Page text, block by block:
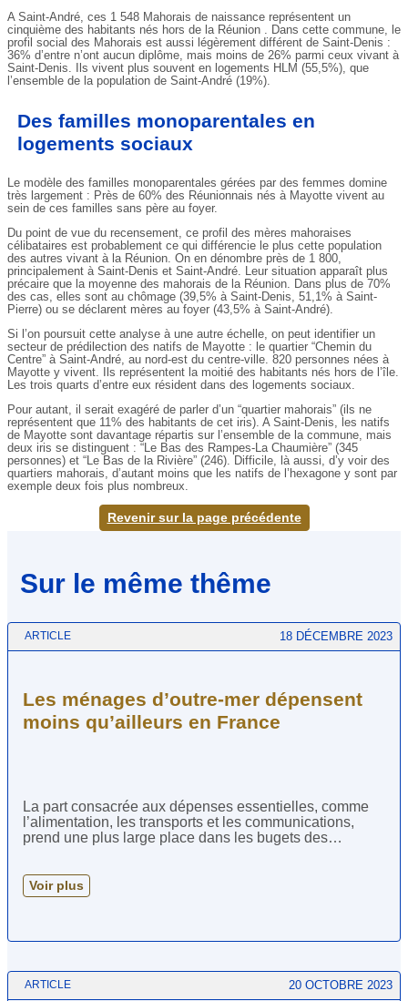
A Saint-André, ces 1 548 Mahorais de naissance représentent un
cinquième des habitants nés hors de la Réunion . Dans cette commune, le
profil social des Mahorais est aussi légèrement différent de Saint-Denis :
36% d’entre n’ont aucun diplôme, mais moins de 26% parmi ceux vivant à
Saint-Denis. Ils vivent plus souvent en logements HLM (55,5%), que
l’ensemble de la population de Saint-André (19%).
Des familles monoparentales en
logements sociaux
Le modèle des familles monoparentales gérées par des femmes domine
très largement : Près de 60% des Réunionnais nés à Mayotte vivent au
sein de ces familles sans père au foyer.
Du point de vue du recensement, ce profil des mères mahoraises
célibataires est probablement ce qui différencie le plus cette population
des autres vivant à la Réunion. On en dénombre près de 1 800,
principalement à Saint-Denis et Saint-André. Leur situation apparaît plus
précaire que la moyenne des mahorais de la Réunion. Dans plus de 70%
des cas, elles sont au chômage (39,5% à Saint-Denis, 51,1% à Saint-
Pierre) ou se déclarent mères au foyer (43,5% à Saint-André).
Si l’on poursuit cette analyse à une autre échelle, on peut identifier un
secteur de prédilection des natifs de Mayotte : le quartier “Chemin du
Centre” à Saint-André, au nord-est du centre-ville. 820 personnes nées à
Mayotte y vivent. Ils représentent la moitié des habitants nés hors de l’île.
Les trois quarts d’entre eux résident dans des logements sociaux.
Pour autant, il serait exagéré de parler d’un “quartier mahorais” (ils ne
représentent que 11% des habitants de cet iris). A Saint-Denis, les natifs
de Mayotte sont davantage répartis sur l’ensemble de la commune, mais
deux iris se distinguent : “Le Bas des Rampes-La Chaumière” (345
personnes) et “Le Bas de la Rivière” (246). Difficile, là aussi, d’y voir des
quartiers mahorais, d’autant moins que les natifs de l’hexagone y sont par
exemple deux fois plus nombreux.
Revenir sur la page précédente
Sur le même thême
ARTICLE 18 DÉCEMBRE 2023
Les ménages d’outre-mer dépensent
moins qu’ailleurs en France
La part consacrée aux dépenses essentielles, comme
l’alimentation, les transports et les communications,
prend une plus large place dans les bugets des
terme de l’enquête “Budget de famille” de l’Insee en
2017. En Guadeloupe, Martinique, Guyane et Réunion,
départements de l’hexagone. Cette différence
monoparentales dans les DOM, et surtout par des
revenus disponibles plus faibles, alors même que […]
Voir plus
ARTICLE 20 OCTOBRE 2023